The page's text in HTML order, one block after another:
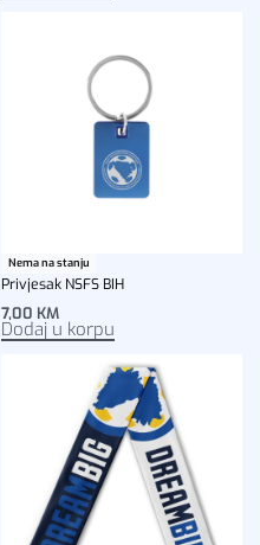
Nema na stanju
Privjesak NSFS BIH
7,00 KM
Dodaj u korpu